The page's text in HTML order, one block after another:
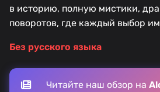
в историю, полную мистики,
поворотов, где каждый выбор
Без русского языка
Читайте наш обзор на